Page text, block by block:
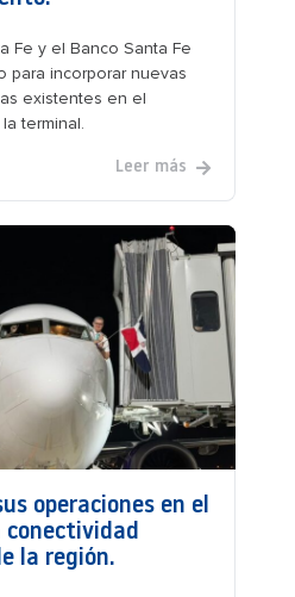
Fe y el Banco Santa Fe
para incorporar nuevas
existentes en el
terminal.
Leer más
operaciones en el
conectividad
la región.